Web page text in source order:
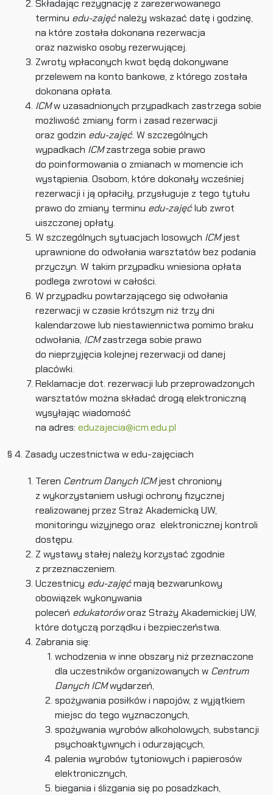
Składając rezygnację z zarezerwowanego
terminu edu-zajęćnależy wskazać datę i godzinę,
na które została dokonana rezerwacja
oraz nazwisko osoby rezerwującej.
Zwroty wpłaconych kwot będą dokonywane
przelewem na konto bankowe, z którego została
dokonana opłata.
ICMw uzasadnionych przypadkach zastrzega sobie
możliwość zmiany form i zasad rezerwacji
oraz godzin edu-zajęć. W szczególnych
wypadkach ICMzastrzega sobie prawo
do poinformowania o zmianach w momencie ich
wystąpienia. Osobom, które dokonały wcześniej
rezerwacji i ją opłaciły, przysługuje z tego tytułu
prawo do zmiany terminu edu-zajęćlub zwrot
uiszczonej opłaty.
W szczególnych sytuacjach losowych ICMjest
uprawnione do odwołania warsztatów bez podania
przyczyn. W takim przypadku wniesiona opłata
podlega zwrotowi w całości.
W przypadku powtarzającego się odwołania
rezerwacji w czasie krótszym niż trzy dni
kalendarzowe lub niestawiennictwa pomimo braku
odwołania, ICMzastrzega sobie prawo
do nieprzyjęcia kolejnej rezerwacji od danej
placówki.
Reklamacje dot. rezerwacji lub przeprowadzonych
warsztatów można składać drogą elektroniczną
wysyłając wiadomość
na adres: eduzajecia@icm.edu.pl
§ 4. Zasady uczestnictwa w edu-zajęciach
Teren Centrum Danych ICMjest chroniony
z wykorzystaniem usługi ochrony fizycznej
realizowanej przez Straż Akademicką UW,
monitoringu wizyjnego oraz elektronicznej kontroli
dostępu.
Z wystawy stałej należy korzystać zgodnie
z przeznaczeniem.
Uczestnicy edu-zajęćmają bezwarunkowy
obowiązek wykonywania
poleceń edukatoróworaz Straży Akademickiej UW,
które dotyczą porządku i bezpieczeństwa.
Zabrania się:
wchodzenia w inne obszary niż przeznaczone
dla uczestników organizowanych w Centrum
Danych ICMwydarzeń,
spożywania posiłków i napojów, z wyjątkiem
miejsc do tego wyznaczonych,
spożywania wyrobów alkoholowych, substancji
psychoaktywnych i odurzających,
palenia wyrobów tytoniowych i papierosów
elektronicznych,
biegania i ślizgania się po posadzkach,